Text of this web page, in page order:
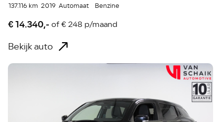
137.116 km 2019 Automaat Benzine
€ 14.340,- of€ 248 p/maand
Bekijk auto